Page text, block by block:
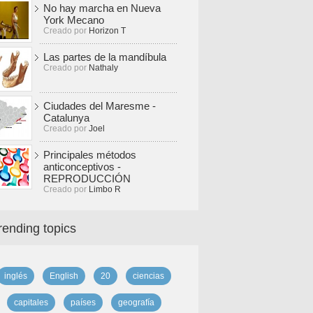
No hay marcha en Nueva
York Mecano
Creado por Horizon T
Las partes de la mandíbula
Creado por Nathaly
Ciudades del Maresme -
Catalunya
Creado por Joel
Principales métodos
anticonceptivos -
REPRODUCCIÓN
Creado por Limbo R
topics
inglés English 20 ciencias
capitales países geografía